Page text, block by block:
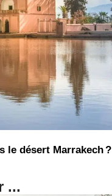
le désert Marrakech ?
...